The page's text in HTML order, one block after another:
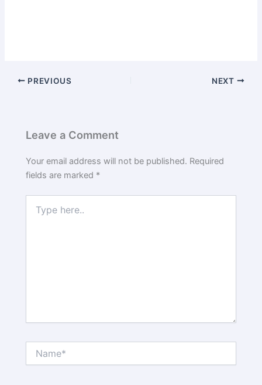
PREVIOUS NEXT
Leave a Comment
Your email address will not be published. Required
fields are marked *
here..